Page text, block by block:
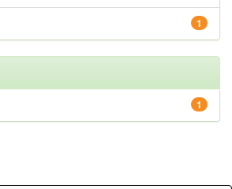
1
1